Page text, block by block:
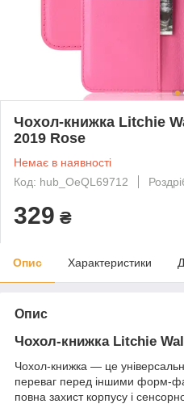
Чохол-книжка Litchie
2019 Rose
Немає в наявності
Код: hub_OeQL69712
329 ₴
Опис Характеристики
Опис
Чохол-книжка Litchie
Чохол-книжка ― це
переваг перед іншими форм-
повна захист корпусу і